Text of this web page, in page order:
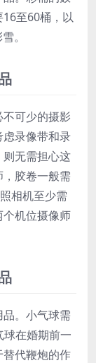
至60桶，以
。
可少的摄影
录像带和录
无需担心这
胶卷一般需
相机至少需
机位摄像师
。小气球需
在婚期前一
代鞭炮的作